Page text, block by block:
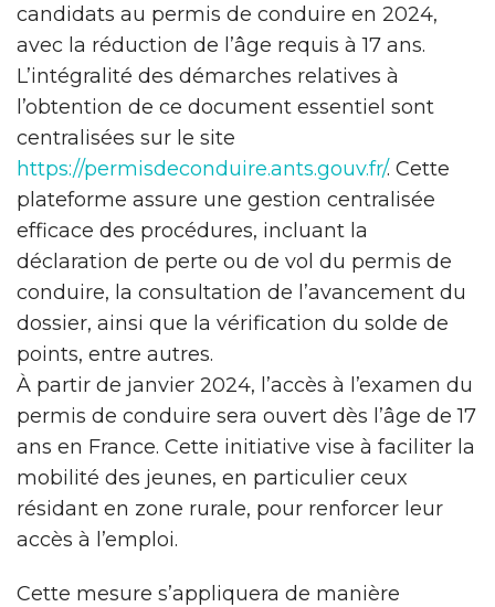
candidats au permis de conduire en 2024,
avec la réduction de l’âge requis à 17 ans.
L’intégralité des démarches relatives à
l’obtention de ce document essentiel sont
centralisées sur le site
https://permisdeconduire.ants.gouv.fr/. Cette
plateforme assure une gestion centralisée
efficace des procédures, incluant la
déclaration de perte ou de vol du permis de
conduire, la consultation de l’avancement du
dossier, ainsi que la vérification du solde de
points, entre autres.
À partir de janvier 2024, l’accès à l’examen du
permis de conduire sera ouvert dès l’âge de 17
ans en France. Cette initiative vise à faciliter la
mobilité des jeunes, en particulier ceux
résidant en zone rurale, pour renforcer leur
accès à l’emploi.
Cette mesure s’appliquera de manière